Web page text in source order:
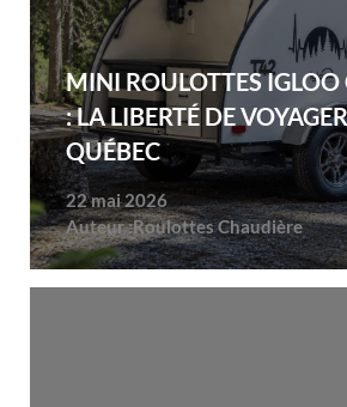
MINI ROULOTTES IGLOO
: LA LIBERTÉ DE
QUÉBEC
22 mai 2026
Auteur :Roulottes Chaudière